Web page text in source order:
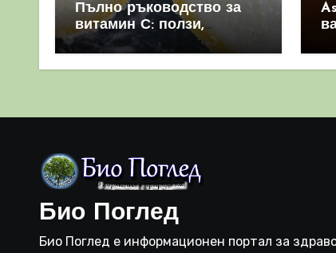
Пълно ръководство за
витамин С: ползи,
източници и защо е
важен за имунната
Био Поглед
Био Поглед е информационен портал за